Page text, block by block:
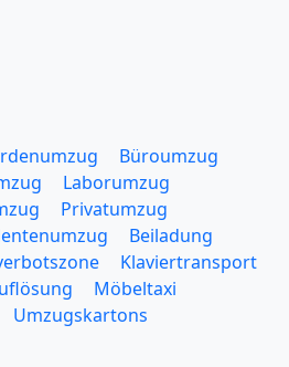
Büroumzug
Laborumzug
Privatumzug
Beiladung
Klaviertransport
Möbeltaxi
Umzugskartons